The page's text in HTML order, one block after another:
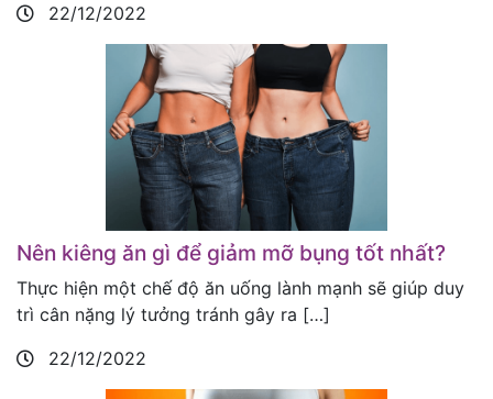
22/12/2022
Nên kiêng ăn gì để giảm mỡ bụng tốt nhất?
Thực hiện một chế độ ăn uống lành mạnh sẽ giúp duy
trì cân nặng lý tưởng tránh gây ra […]
22/12/2022